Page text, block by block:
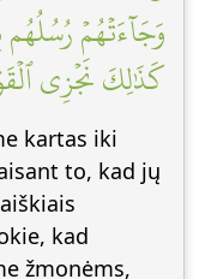
وَجَآءَتۡهُمۡ رُسُلُهُم
كَذَٰلِكَ نَجۡزِي
kartas iki
to, kad jų
kad
žmonėms,